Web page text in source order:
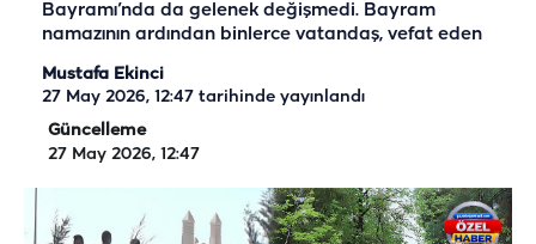
Bayramı’nda da gelenek değişmedi. Bayram
namazının ardından binlerce vatandaş, vefat eden
Mustafa Ekinci
27 May 2026, 12:47 tarihinde yayınlandı
Güncelleme
27 May 2026, 12:47